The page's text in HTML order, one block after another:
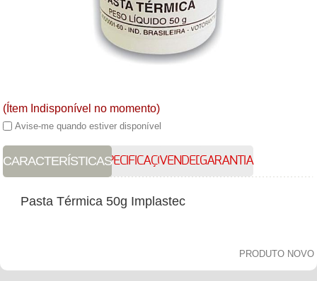
(Ítem Indisponível no momento)
Avise-me quando estiver disponível
CARACTERÍSTICASESPECIFICAÇÕESVENDEDORGARANTIA
Pasta Térmica 50g Implastec
PRODUTO NOVO